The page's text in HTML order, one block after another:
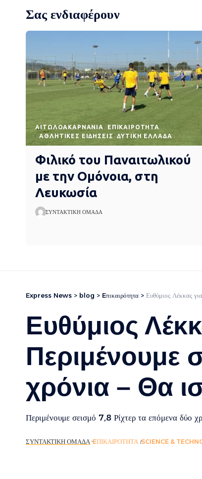
Σας ενδιαφέρουν
AΙΤΩΛΟΑΚΑΡΝΑΝΊΑ
EΠΙΚΑΙΡΌΤΗΤΑ
ΑΘΛΗΤΙΚΈΣ ΕΙΔΉΣΕΙΣ
ΔΥΤΙΚΉ ΕΛΛΆΔΑ
Φιλικό του Παναιτωλικού
με την Ομόνοια, στη
Λευκωσία
ΣΥΝΤΑΚΤΙΚΉ ΟΜΆΔΑ
Express News > blog > Eπικαιρότητα > Ευθύμιος Λέκκας
Ευθύμιος
Περιμένουμε
χρόνια – Θα
Περιμένουμε σεισμό 7,8 Ρίχτερ τα επόμενα δύο
ΣΥΝΤΑΚΤΙΚΉ ΟΜΆΔΑ EΠΙΚΑΙΡΌΤΗΤΑ SCIENCE &